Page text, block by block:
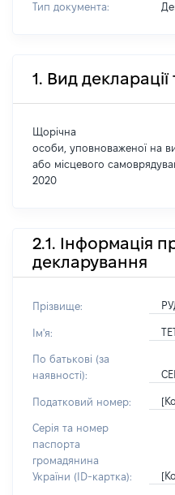
Тип документа:
1. Вид декларації
Щорічна
особи, уповноваженої на
або місцевого
2020
2.1. Інформація
декларування
Прізвище:
Ім'я:
По батькові (за
наявності):
Податковий номер:
Серія та номер
паспорта
громадянина
України (ID-картка):